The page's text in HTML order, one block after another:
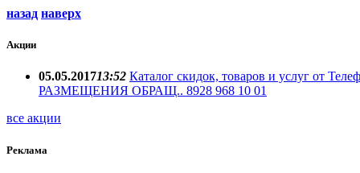
назад наверх
Акции
05.05.201713:52 Каталог скидок, товаров и услуг от
РАЗМЕЩЕНИЯ ОБРАЩ.. 8928 968 10 01
все акции
Реклама